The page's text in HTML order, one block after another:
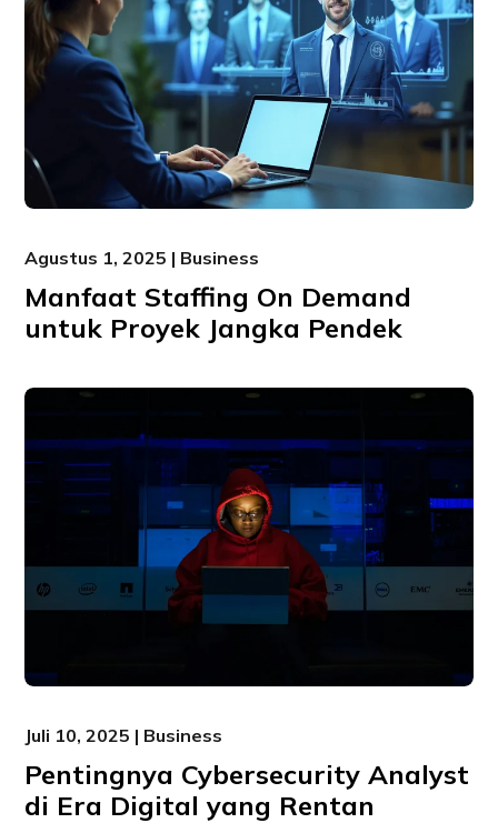
Agustus 1, 2025 | Business
Manfaat Staffing On Demand
untuk Proyek Jangka Pendek
Juli 10, 2025 | Business
Pentingnya Cybersecurity Analyst
di Era Digital yang Rentan